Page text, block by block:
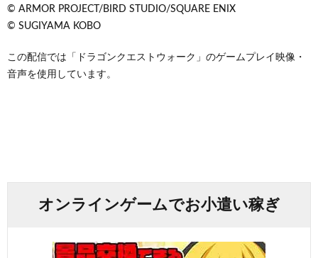
© ARMOR PROJECT/BIRD STUDIO/SQUARE ENIX
© SUGIYAMA KOBO
この配信では「ドラゴンクエストウォーク」のゲームプレイ映像・
音声を使用しています。
オンラインゲームでお小遣い稼ぎ